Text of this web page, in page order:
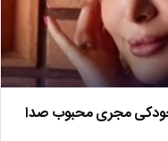
مجری محبوب صدا